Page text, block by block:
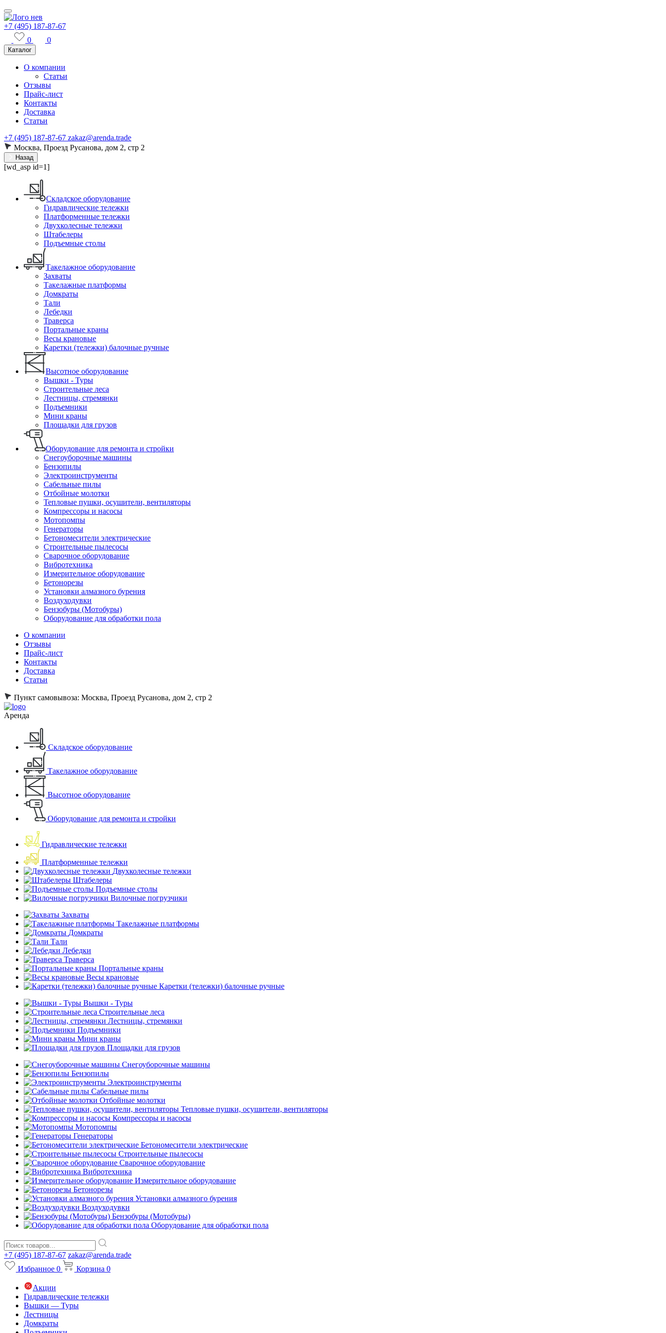
+7 (495) 187-87-67
0
0
Каталог
О компании
Статьи
Отзывы
Прайс-лист
Контакты
Доставка
Статьи
+7 (495) 187-87-67 zakaz@arenda.trade
Москва, Проезд Русанова, дом 2, стр 2
Назад
[wd_asp id=1]
Складское оборудование
Гидравлические тележки
Платформенные тележки
Двухколесные тележки
Штабелеры
Подъемные столы
Такелажное оборудование
Захваты
Такелажные платформы
Домкраты
Тали
Лебедки
Траверса
Портальные краны
Весы крановые
Каретки (тележки) балочные ручные
Высотное оборудование
Вышки - Туры
Строительные леса
Лестницы, стремянки
Подъемники
Мини краны
Площадки для грузов
Оборудование для ремонта и стройки
Снегоуборочные машины
Бензопилы
Электроинструменты
Сабельные пилы
Отбойные молотки
Тепловые пушки, осушители, вентиляторы
Компрессоры и насосы
Мотопомпы
Генераторы
Бетономесители электрические
Строительные пылесосы
Сварочное оборудование
Вибротехника
Измерительное оборудование
Бетонорезы
Установки алмазного бурения
Воздуходувки
Бензобуры (Мотобуры)
Оборудование для обработки пола
О компании
Отзывы
Прайс-лист
Контакты
Доставка
Статьи
Пункт самовывоза: Москва, Проезд Русанова, дом 2, стр 2
Аренда
Складское оборудование
Такелажное оборудование
Высотное оборудование
Оборудование для ремонта и стройки
Гидравлические тележки
Платформенные тележки
Двухколесные тележки
Штабелеры
Подъемные столы
Вилочные погрузчики
Захваты
Такелажные платформы
Домкраты
Тали
Лебедки
Траверса
Портальные краны
Весы крановые
Каретки (тележки) балочные ручные
Вышки - Туры
Строительные леса
Лестницы, стремянки
Подъемники
Мини краны
Площадки для грузов
Снегоуборочные машины
Бензопилы
Электроинструменты
Сабельные пилы
Отбойные молотки
Тепловые пушки, осушители, вентиляторы
Компрессоры и насосы
Мотопомпы
Генераторы
Бетономесители электрические
Строительные пылесосы
Сварочное оборудование
Вибротехника
Измерительное оборудование
Бетонорезы
Установки алмазного бурения
Воздуходувки
Бензобуры (Мотобуры)
Оборудование для обработки пола
+7 (495) 187-87-67 zakaz@arenda.trade
Избранное 0 Корзина 0
Акции
Гидравлические тележки
Вышки — Туры
Лестницы
Домкраты